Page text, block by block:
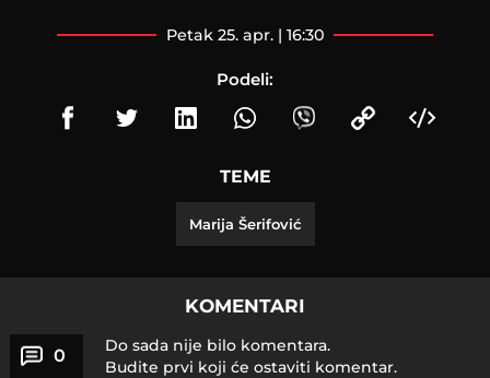
petak 25. apr. | 16:30
Podeli:
TEME
Marija Šerifović
KOMENTARI
0
Do sada nije bilo komentara.
Budite prvi koji će ostaviti komentar.